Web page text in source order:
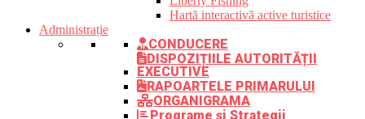
Hartă interactivă active turistice
Administrație
CONDUCERE
DISPOZIȚIILE AUTORITĂȚII
EXECUTIVE
RAPOARTELE PRIMARULUI
ORGANIGRAMA
Programe și Strategii